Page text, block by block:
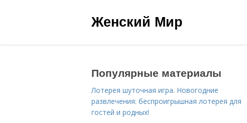
Женский Мир
Популярные материалы
Лотерея шуточная игра. Новогодние
развлечения: беспроигрышная лотерея для
гостей и родных!